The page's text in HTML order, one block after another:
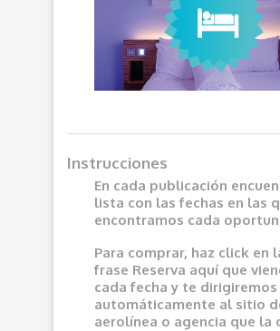
Instrucciones
En cada publicación
lista con las fechas en las
encontramos cada
Para comprar, haz click en
frase Reserva aquí que
cada fecha y te dirigiremos
automáticamente al sitio
aerolínea o agencia que la